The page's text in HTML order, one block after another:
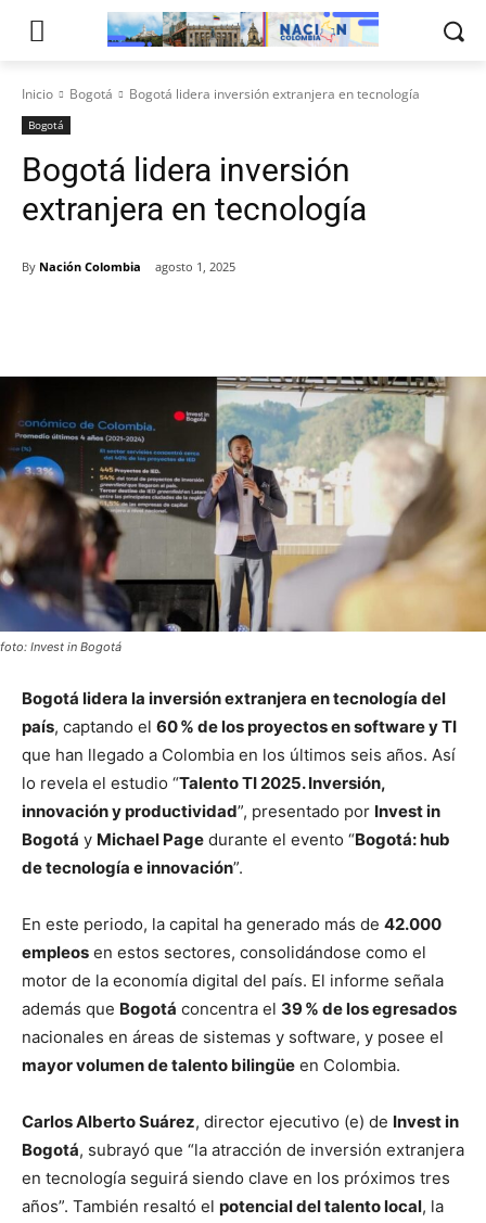
Inicio Bogotá Bogotá lidera inversión extranjera en tecnología
Bogotá
Bogotá lidera inversión
extranjera en tecnología
By Nación Colombia agosto 1, 2025
foto: Invest in Bogotá
Bogotá lidera la inversión extranjera en tecnología del
país, captando el 60 % de los proyectos en software y TI
que han llegado a Colombia en los últimos seis años. Así
lo revela el estudio “Talento TI 2025. Inversión,
innovación y productividad”, presentado por Invest in
Bogotá y Michael Page durante el evento “Bogotá: hub
de tecnología e innovación”.
En este periodo, la capital ha generado más de 42.000
empleos en estos sectores, consolidándose como el
motor de la economía digital del país. El informe señala
además que Bogotá concentra el 39 % de los egresados
nacionales en áreas de sistemas y software, y posee el
mayor volumen de talento bilingüe en Colombia.
Carlos Alberto Suárez, director ejecutivo (e) de Invest in
Bogotá, subrayó que “la atracción de inversión extranjera
en tecnología seguirá siendo clave en los próximos tres
años”. También resaltó el potencial del talento local, la